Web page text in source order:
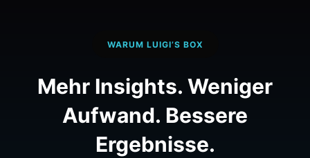
WARUM LUIGI’S BOX
Mehr Insights. Weniger
Aufwand. Bessere
Ergebnisse.